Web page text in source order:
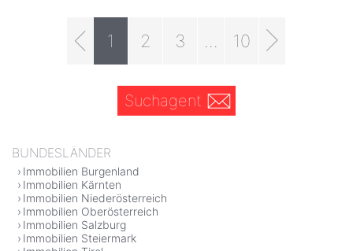
1 2 3 10
Suchagent
BUNDESLÄNDER
Immobilien Burgenland
Immobilien Kärnten
Immobilien Niederösterreich
Immobilien Oberösterreich
Immobilien Salzburg
Immobilien Steiermark